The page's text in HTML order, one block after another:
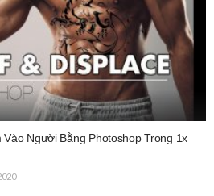
Người Bằng Photoshop Trong 1x